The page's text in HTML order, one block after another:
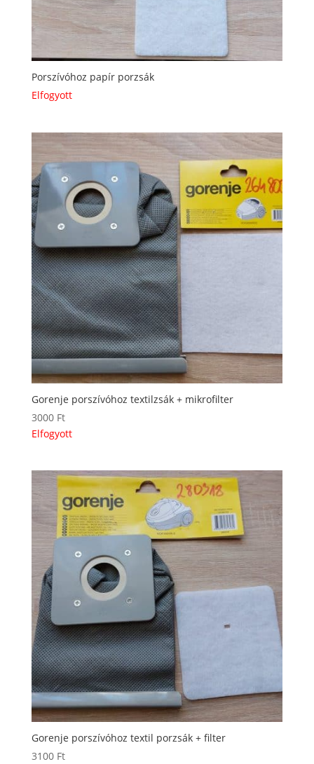
Porszívóhoz papír porzsák
Elfogyott
Gorenje porszívóhoz textilzsák + mikrofilter
3000 Ft
Elfogyott
Gorenje porszívóhoz textil porzsák + filter
3100 Ft